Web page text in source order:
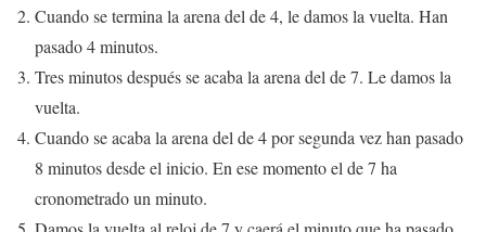
Cuando se termina la arena del de 4, le damos la vuelta. Han
pasado 4 minutos.
Tres minutos después se acaba la arena del de 7. Le damos la
vuelta.
Cuando se acaba la arena del de 4 por segunda vez han pasado
8 minutos desde el inicio. En ese momento el de 7 ha
cronometrado un minuto.